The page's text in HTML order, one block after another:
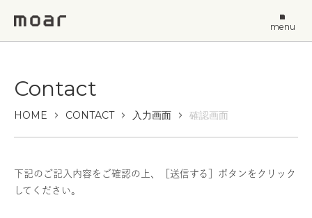
menu
Contact
HOME CONTACT 入力画面 確認画面
下記のご記入内容をご確認の上、［送信する］ボタンをクリック
してください。